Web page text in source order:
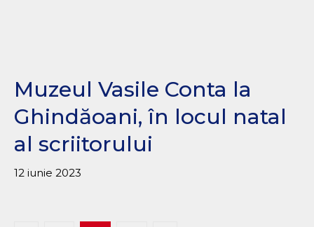
Muzeul Vasile Conta la
Ghindăoani, în locul natal
al scriitorului
12 iunie 2023